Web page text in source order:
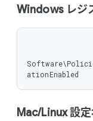
Windows レジ
ationEnabled
Mac/Linux 設